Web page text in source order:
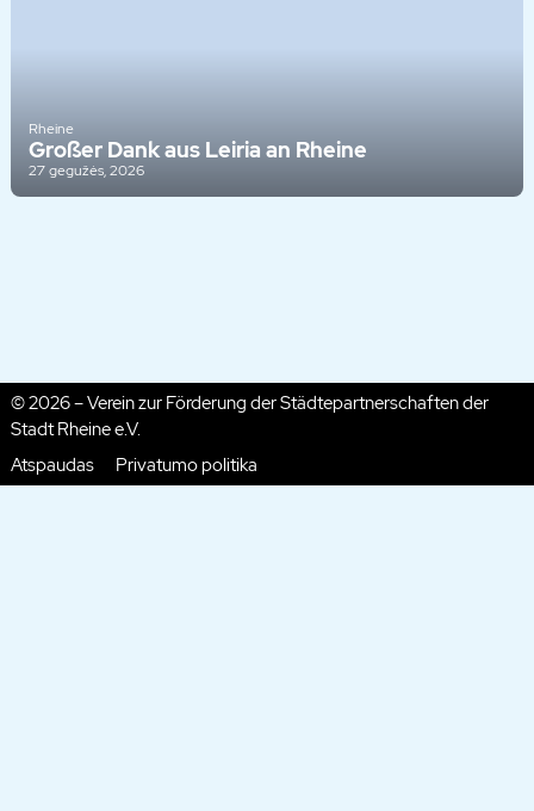
Rheine
Großer Dank aus Leiria an Rheine
27 gegužės, 2026
© 2026 – Verein zur Förderung der Städtepartnerschaften der
Stadt Rheine e.V.
Atspaudas
Privatumo politika